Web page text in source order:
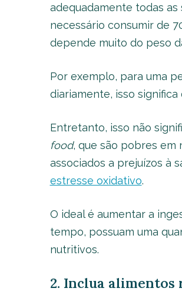
adequadamente todas as
necessário consumir de
depende muito do peso
Por exemplo, para uma
diariamente, isso
Entretanto, isso não
food, que são pobres em
associados a prejuízos à
estresse oxidativo.
O ideal é aumentar a
tempo, possuam uma
nutritivos.
2. Inclua alimentos